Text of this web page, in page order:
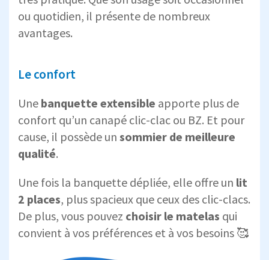
ou quotidien, il présente de nombreux
avantages.
Le confort
Une banquette extensible apporte plus de
confort qu’un canapé clic-clac ou BZ. Et pour
cause, il possède un sommier de meilleure
qualité.
Une fois la banquette dépliée, elle offre un lit
2 places, plus spacieux que ceux des clic-clacs.
De plus, vous pouvez choisir le matelas qui
convient à vos préférences et à vos besoins 🥰